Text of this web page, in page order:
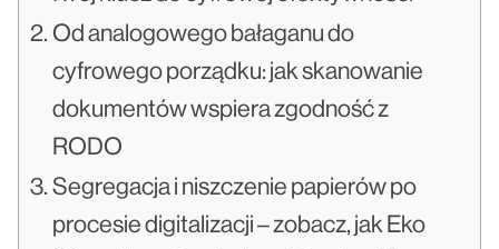
Od analogowego bałaganu do
cyfrowego porządku: jak skanowanie
dokumentów wspiera zgodność z
RODO
Segregacja i niszczenie papierów po
procesie digitalizacji – zobacz, jak Eko